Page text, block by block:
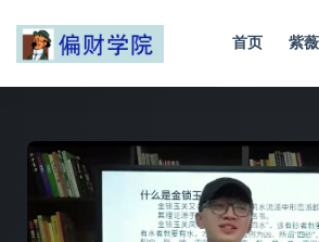
首页 紫